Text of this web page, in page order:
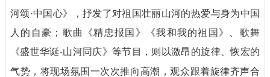
河颂·中国心》，抒发了对祖国壮丽山河的热爱与身为中国
人的自豪；歌曲《精忠报国》《我和我的祖国》、歌舞
《盛世华诞-山河同庆》等节目，则以激昂的旋律、恢宏的
气势，将现场氛围一次次推向高潮，观众跟着旋律齐声合